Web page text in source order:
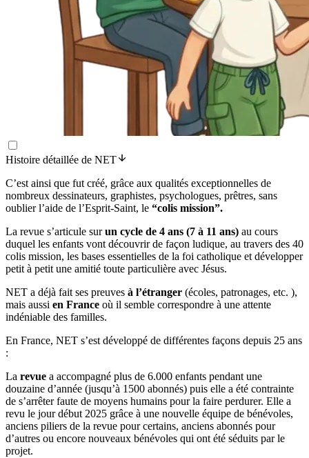
Histoire détaillée de NET
C’est ainsi que fut créé, grâce aux qualités exceptionnelles de
nombreux dessinateurs, graphistes, psychologues, prêtres, sans
oublier l’aide de l’Esprit-Saint, le “colis mission”.
La revue s’articule surun cycle de 4 ans (7 à 11 ans) au cours
duquel les enfants vont découvrir de façon ludique, au travers des 40
colis mission, les bases essentielles de la foi catholique et développer
petit à petit une amitié toute particulière avec Jésus.
NET a déjà fait ses preuves à l’étranger (écoles, patronages, etc. ),
mais aussi en France où il semble correspondre à une attente
indéniable des familles.
En France, NET s’est développé de différentes façons depuis 25 ans
:
La revue a accompagné plus de 6.000 enfants pendant une
douzaine d’année (jusqu’à 1500 abonnés) puis elle a été contrainte
de s’arrêter faute de moyens humains pour la faire perdurer. Elle a
revu le jour début 2025 grâce à une nouvelle équipe de bénévoles,
anciens piliers de la revue pour certains, anciens abonnés pour
d’autres ou encore nouveaux bénévoles qui ont été séduits par le
projet.